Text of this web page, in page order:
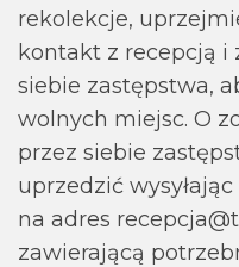
rekolekcje,
kontakt z recepcją i
siebie zastępstwa,
wolnych miejsc. O
przez siebie
uprzedzić
na adres
zawierającą